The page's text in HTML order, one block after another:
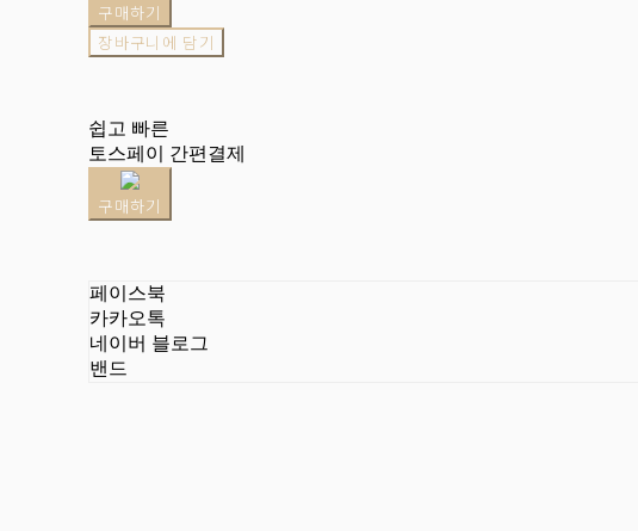
구매하기
장바구니에 담기
쉽고 빠른
토스페이 간편결제
구매하기
페이스북
카카오톡
네이버 블로그
밴드